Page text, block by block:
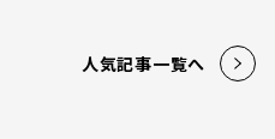
人気記事一覧へ